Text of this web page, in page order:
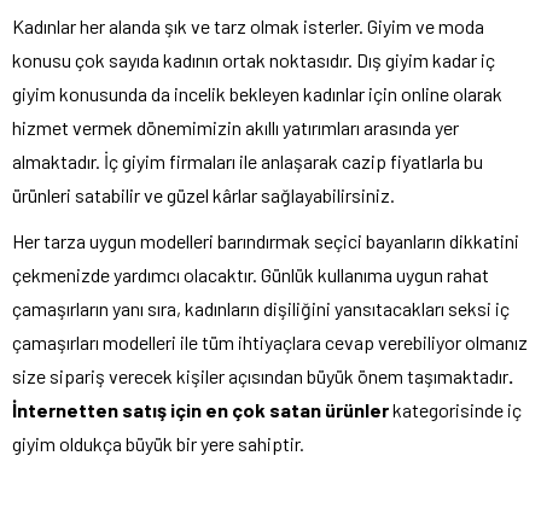
Kadınlar her alanda şık ve tarz olmak isterler. Giyim ve moda
konusu çok sayıda kadının ortak noktasıdır. Dış giyim kadar iç
giyim konusunda da incelik bekleyen kadınlar için online olarak
hizmet vermek dönemimizin akıllı yatırımları arasında yer
almaktadır. İç giyim firmaları ile anlaşarak cazip fiyatlarla bu
ürünleri satabilir ve güzel kârlar sağlayabilirsiniz.
Her tarza uygun modelleri barındırmak seçici bayanların dikkatini
çekmenizde yardımcı olacaktır. Günlük kullanıma uygun rahat
çamaşırların yanı sıra, kadınların dişiliğini yansıtacakları seksi iç
çamaşırları modelleri ile tüm ihtiyaçlara cevap verebiliyor olmanız
size sipariş verecek kişiler açısından büyük önem taşımaktadır
İnternetten satış için en çok satan ürünlerkategorisinde iç
giyim oldukça büyük bir yere sahiptir.